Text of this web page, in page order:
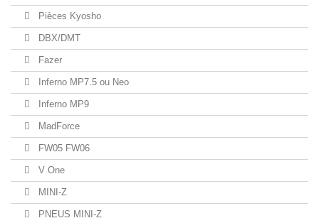
Pièces Kyosho
DBX/DMT
Fazer
Inferno MP7.5 ou Neo
Inferno MP9
MadForce
FW05 FW06
V One
MINI-Z
PNEUS MINI-Z